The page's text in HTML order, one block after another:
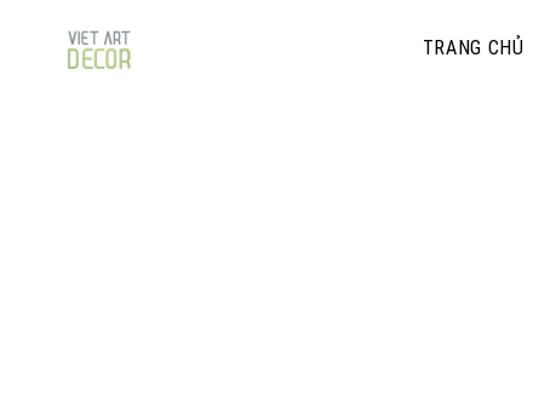
TRANG CHỦ